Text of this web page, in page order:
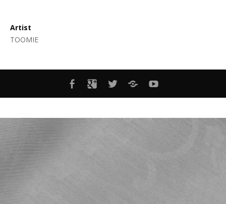
Artist
TOOMIE
MENÜELEMENT
MENÜELEMENT
MENÜELEMENT
MENÜELEMENT